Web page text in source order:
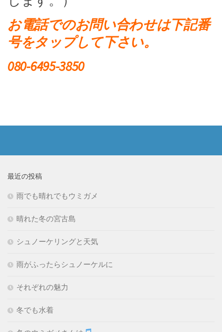
お電話でのお問い合わせは下記番
号をタップして下さい。
080-6495-3850
最近の投稿
雨でも晴れでもウミガメ
晴れた冬の宮古島
シュノーケリングと天気
雨がふったらシュノーケルに
それぞれの魅力
冬でも水着